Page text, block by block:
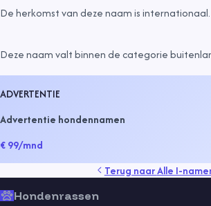
De herkomst van deze naam isinternationaal.
Deze naam valt binnen de categorie
ADVERTENTIE
Advertentie hondennamen
€ 99/mnd
Terug naarAlle I-
Hondenrassen